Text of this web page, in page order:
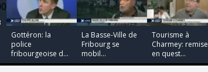
Gottéron: la
police
fribourgeoise d...
La Basse-Ville de
Fribourg se
mobil...
Tourisme à
Charmey: remise
en quest...